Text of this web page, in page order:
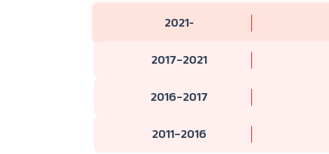
2021-
2017–2021
2016–2017
2011–2016